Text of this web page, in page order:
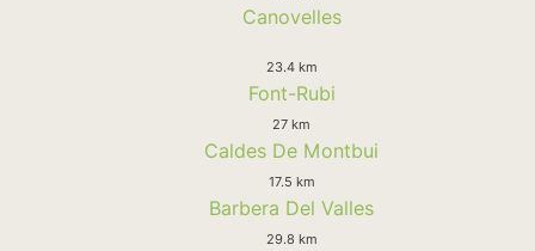
Canovelles
23.4 km
Font-Rubi
27 km
Caldes De Montbui
17.5 km
Barbera Del Valles
29.8 km